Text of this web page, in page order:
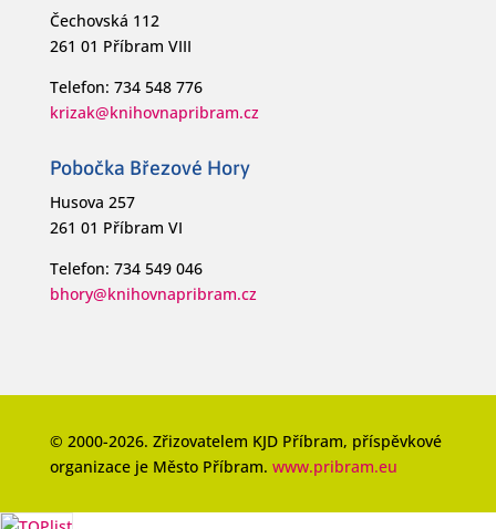
Čechovská 112
261 01 Příbram VIII
Telefon: 734 548 776
krizak@knihovnapribram.cz
Pobočka Březové Hory
Husova 257
261 01 Příbram VI
Telefon: 734 549 046
bhory@knihovnapribram.cz
© 2000-2026. Zřizovatelem KJD Příbram, příspěvkové
organizace je Město Příbram. www.pribram.eu